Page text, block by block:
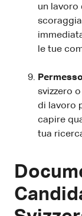
un lavoro
le tue
svizzero
di lavoro
capire
tua